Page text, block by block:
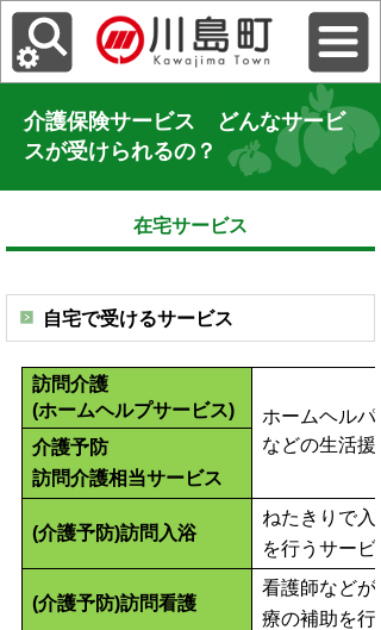
介護保険サービス どんなサービ
スが受けられるの？
在宅サービス
自宅で受けるサービス
訪問介護
(ホームヘルプサービス)
ホームヘル
などの生活
介護予防
訪問介護相当サービス
(介護予防)訪問入浴
ねたきりで
を行うサービ
(介護予防)訪問看護
看護師など
療の補助を行